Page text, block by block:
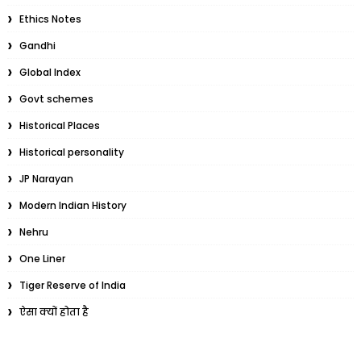
Ethics Notes
Gandhi
Global Index
Govt schemes
Historical Places
Historical personality
JP Narayan
Modern Indian History
Nehru
One Liner
Tiger Reserve of India
ऐसा क्यों होता है